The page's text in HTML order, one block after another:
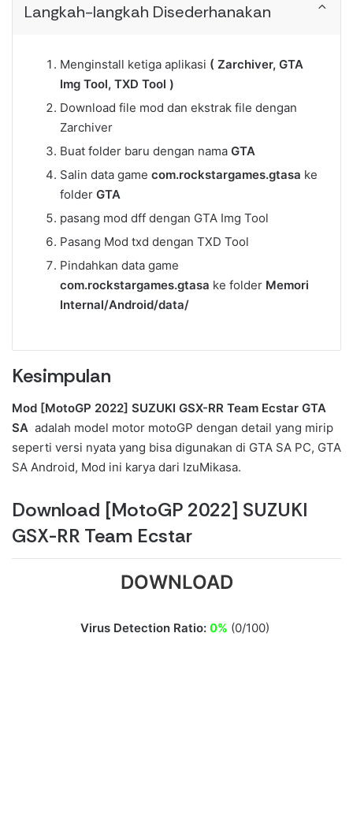
Langkah-langkah Disederhanakan
Menginstall ketiga aplikasi ( Zarchiver, GTA
Img Tool, TXD Tool )
Download file mod dan ekstrak file dengan
Zarchiver
Buat folder baru dengan nama GTA
Salin data game com.rockstargames.gtasa ke
folder GTA
pasang mod dff dengan GTA Img Tool
Pasang Mod txd dengan TXD Tool
Pindahkan data game
com.rockstargames.gtasa ke folder Memori
Internal/Android/data/
Kesimpulan
Mod [MotoGP 2022] SUZUKI GSX-RR Team Ecstar GTA
SA adalah model motor motoGP dengan detail yang mirip
seperti versi nyata yang bisa digunakan di GTA SA PC, GTA
SA Android, Mod ini karya dari IzuMikasa.
Download [MotoGP 2022] SUZUKI
GSX-RR Team Ecstar
DOWNLOAD
Virus Detection Ratio: 0% (0/100)